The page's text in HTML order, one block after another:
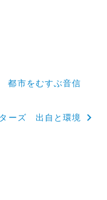
市をむすぶ音信
ーズ 出自と環境